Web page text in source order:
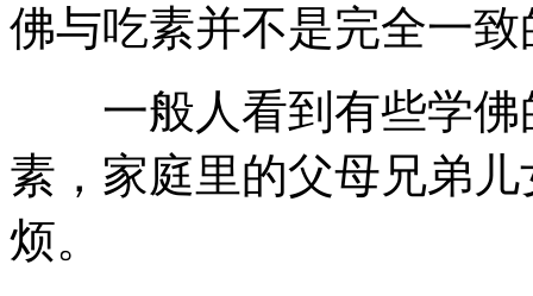
佛与吃素并不是完全一致
一般人看到有些学佛
素，家庭里的父母兄弟
烦。